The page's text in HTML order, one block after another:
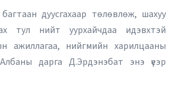
дуусгахаар төлөвлөж, шахуу
тул нийт уурхайчдаа идэвхтэй
ажиллагаа, нийгмийн харилцааны
дарга Д.Эрдэнэбат энэ үеэр